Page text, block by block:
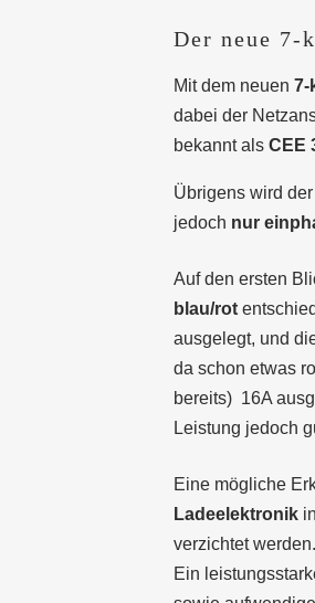
Der neue 7-
Mit dem neuen 7-
dabei der
bekannt als CEE
Übrigens wird
jedoch nur
Auf den ersten
blau/rot
ausgelegt, und
da schon etwas
bereits) 16A
Leistung jedoch
Eine mögliche
Ladeelektronikin
verzichtet
Ein